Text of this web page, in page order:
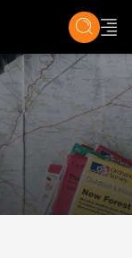
ÉLET TECH &